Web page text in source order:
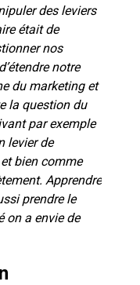
des leviers
était de
nos
notre
du marketing et
la question du
par exemple
levier de
bien comme
Apprendre
prendre le
on a envie de